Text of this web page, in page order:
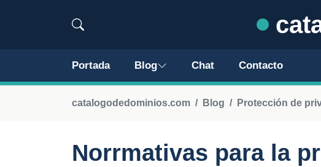
Portada Blog Chat Contacto
catalogodedominios.com Blog Protección de
Norrmativas para la